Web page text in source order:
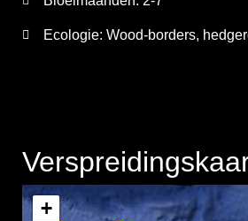
Ecologie: Wood-borders,
+